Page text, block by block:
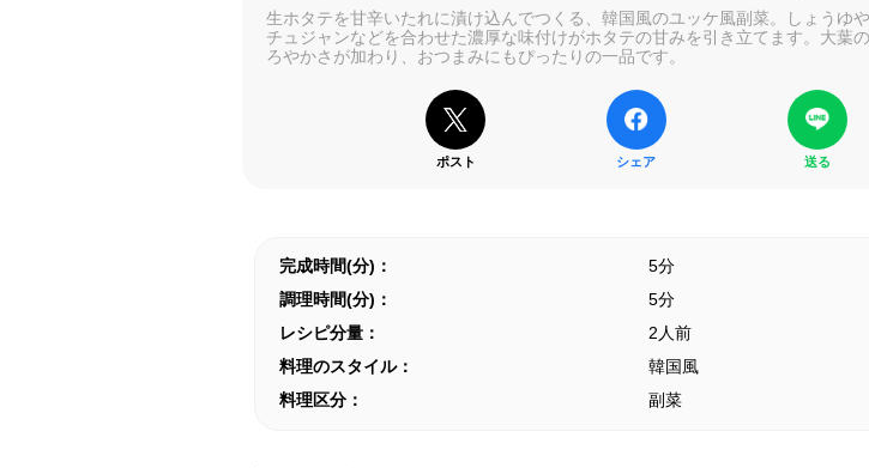
生ホタテを甘辛いたれに漬け込んでつくる、韓国風のユッケ風副菜。しょうゆ
チュジャンなどを合わせた濃厚な味付けがホタテの甘みを引き立てます。大葉
ろやかさが加わり、おつまみにもぴったりの一品です。
ポスト シェア 送る
完成時間(分)：
5分
調理時間(分)：
5分
レシピ分量：
2人前
料理のスタイル：
韓国風
料理区分：
副菜